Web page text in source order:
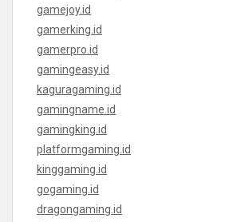
gamejoy.id
gamerking.id
gamerpro.id
gamingeasy.id
kaguragaming.id
gamingname.id
gamingking.id
platformgaming.id
kinggaming.id
gogaming.id
dragongaming.id